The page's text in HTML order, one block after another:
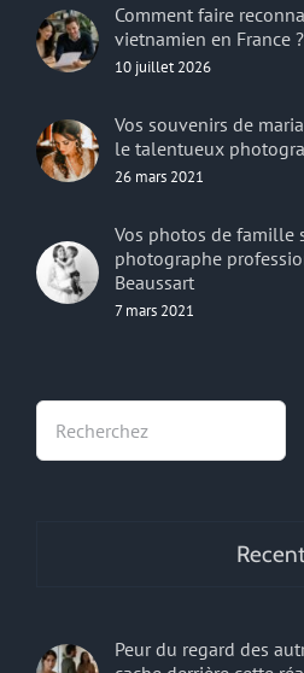
Comment faire
vietnamien en France ?
10 juillet 2026
Vos souvenirs de
le talentueux
26 mars 2021
Vos photos de famille
photographe
Beaussart
7 mars 2021
Recent
Peur du regard des